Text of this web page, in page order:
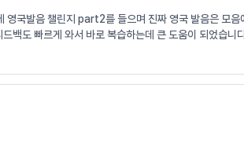
국발음 챌린지 part2를 들으며 진짜 영국 발음은 모
백도 빠르게 와서 바로 복습하는데 큰 도움이 되었습니